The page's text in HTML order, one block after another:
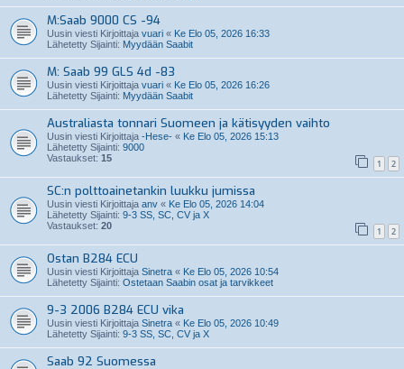
M:Saab 9000 CS -94
Uusin viesti Kirjoittaja vuari « Ke Elo 05, 2026 16:33
Lähetetty Sijainti: Myydään Saabit
M: Saab 99 GLS 4d -83
Uusin viesti Kirjoittaja vuari « Ke Elo 05, 2026 16:26
Lähetetty Sijainti: Myydään Saabit
Australiasta tonnari Suomeen ja kätisyyden vaihto
Uusin viesti Kirjoittaja -Hese- « Ke Elo 05, 2026 15:13
Lähetetty Sijainti: 9000
Vastaukset: 15 1 2
SC:n polttoainetankin luukku jumissa
Uusin viesti Kirjoittaja anv « Ke Elo 05, 2026 14:04
Lähetetty Sijainti: 9-3 SS, SC, CV ja X
Vastaukset: 20 1 2
Ostan B284 ECU
Uusin viesti Kirjoittaja Sinetra « Ke Elo 05, 2026 10:54
Lähetetty Sijainti: Ostetaan Saabin osat ja tarvikkeet
9-3 2006 B284 ECU vika
Uusin viesti Kirjoittaja Sinetra « Ke Elo 05, 2026 10:49
Lähetetty Sijainti: 9-3 SS, SC, CV ja X
Saab 92 Suomessa